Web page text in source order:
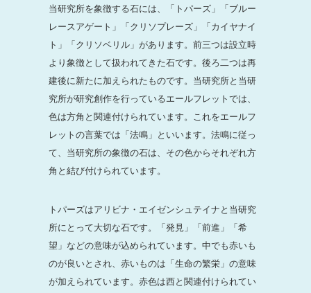
当研究所を象徴する石には、「トパーズ」「ブルー
レースアゲート」「クリソプレーズ」「カイヤナイ
ト」「クリソベリル」があります。前三つは設立時
より象徴として扱われてきた石です。後ろ二つは再
建後に新たに加えられたものです。当研究所と当研
究所が研究創作を行っているエールフレットでは、
色は方角と関連付けられています。これをエールフ
レットの言葉では「法鳴」といいます。法鳴に従っ
て、当研究所の象徴の石は、その色からそれぞれ方
角と結び付けられています。
トパーズはアリビナ・エイゼンシュテイナと当研究
所にとって大切な石です。「発見」「前進」「希
望」などの意味が込められています。中でも赤いも
のが良いとされ、赤いものは「生命の繁栄」の意味
が加えられています。赤色は西と関連付けられてい